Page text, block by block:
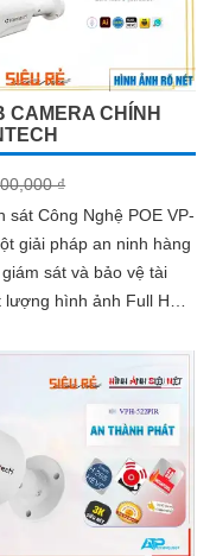
CAMERA CHÍNH
₫
sát Công Nghệ POE VP-
giải pháp an ninh hàng
sát và bảo vệ tài